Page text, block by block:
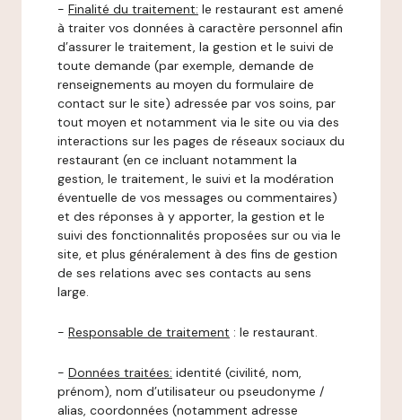
- Finalité du traitement: le restaurant est amené
à traiter vos données à caractère personnel afin
d’assurer le traitement, la gestion et le suivi de
toute demande (par exemple, demande de
renseignements au moyen du formulaire de
contact sur le site) adressée par vos soins, par
tout moyen et notamment via le site ou via des
interactions sur les pages de réseaux sociaux du
restaurant (en ce incluant notamment la
gestion, le traitement, le suivi et la modération
éventuelle de vos messages ou commentaires)
et des réponses à y apporter, la gestion et le
suivi des fonctionnalités proposées sur ou via le
site, et plus généralement à des fins de gestion
de ses relations avec ses contacts au sens
large.
- Responsable de traitement : le restaurant.
- Données traitées: identité (civilité, nom,
prénom), nom d’utilisateur ou pseudonyme /
alias, coordonnées (notamment adresse